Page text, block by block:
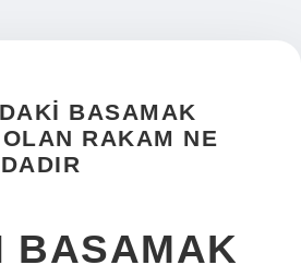
BASAMAK
RAKAM NE
BASAMAK